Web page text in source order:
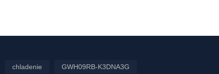
chladenie GWH09RB-K3DNA3G